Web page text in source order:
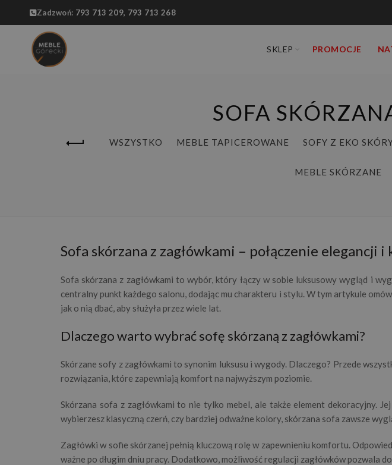
Zadzwoń: 793 713 209, 793 713 268
SKLEP PROMOCJE
SOFA
WSZYSTKO MEBLE TAPICEROWANE SOFY Z EKO
MEBLE SKÓRZANE
Sofa skórzana z zagłówkami – połączenie elegancji
Sofa skórzana z zagłówkami to wybór, który łączy w sobie luksusowy wygląd i
centralny punkt każdego salonu, dodając mu charakteru i stylu. W tym artykule
jak o nią dbać, aby służyła przez wiele lat.
Dlaczego warto wybrać sofę skórzaną z zagłówkami?
Skórzane sofy z zagłówkami to synonim luksusu i wygody. Dlaczego? Przede
rozwiązania, które zapewniają komfort na najwyższym poziomie.
Skórzana sofa z zagłówkami to nie tylko mebel, ale także element dekoracyjny.
wybierzesz klasyczną czerń, czy bardziej odważne kolory, skórzana sofa zawsze
Zagłówki w sofie skórzanej pełnią kluczową rolę w zapewnieniu komfortu.
ważne po długim dniu pracy. Dodatkowo, możliwość regulacji zagłówków pozwala